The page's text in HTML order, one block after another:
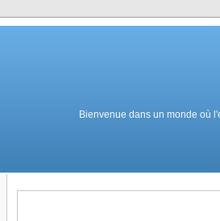
Bienvenue dans un monde où